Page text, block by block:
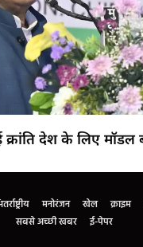
देश के लिए मॉडल
मनोरंजन खेल क्राइम
सबसे अच्छी खबर
ई-पेपर